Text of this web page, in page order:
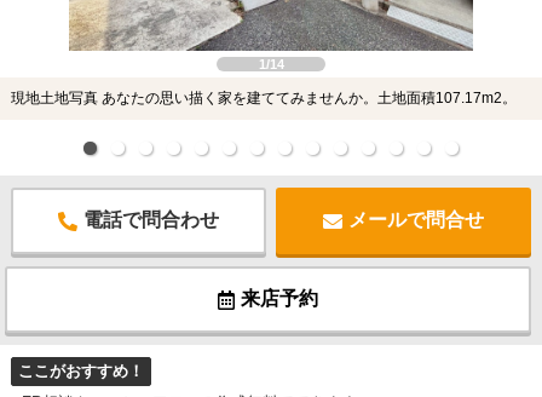
1/14
現地土地写真 あなたの思い描く家を建ててみませんか。土地面積107.17m2。
電話で問合わせ メールで問合せ
来店予約
ここがおすすめ！